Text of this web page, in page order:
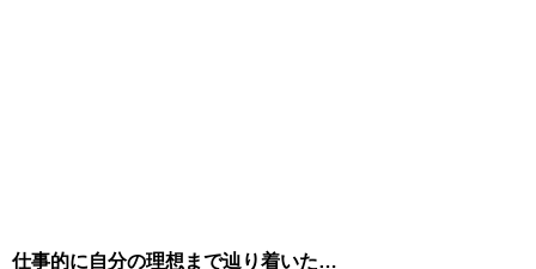
仕事的に自分の理想まで辿り着いた…